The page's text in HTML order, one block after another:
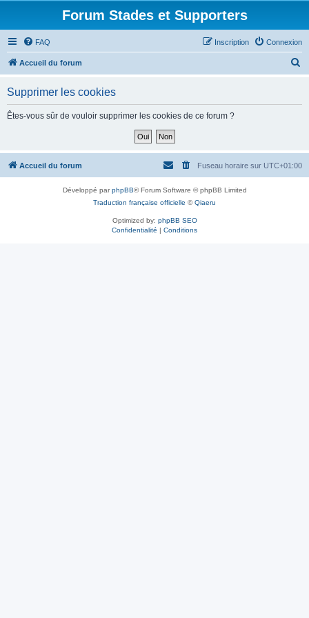
Forum Stades et Supporters
FAQ Connexion
Inscription
Accueil du forum
h
Supprimer les cookies
Êtes-vous sûr de vouloir supprimer les cookies de ce forum ?
Accueil du forum Fuseau horaire sur UTC+01:00
Développé parphpBB® Forum Software © phpBB Limited
Traduction française officielle ©Qiaeru
Optimized by: phpBB SEO
Confidentialité | Conditions